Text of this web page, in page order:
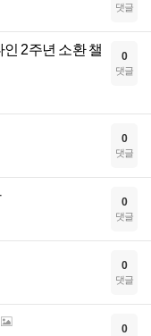
댓글
2주년 소환 챌
0
댓글
0
댓글
0
댓글
0
댓글
0